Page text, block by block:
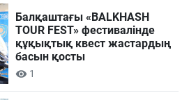
Балқаштағы «BALKHASH
TOUR FEST» фестивалінде
құқықтық квест жастардың
басын қосты
1